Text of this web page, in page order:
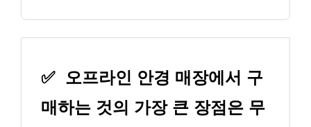
✅ 오프라인 안경 매장에서 구
매하는 것의 가장 큰 장점은 무